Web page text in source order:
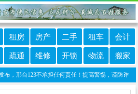
租房 房产 二手 租车 会计
疏通 维修 开锁 物流 搬家
，邢台123不承担任何责任！提高警惕，谨防诈骗